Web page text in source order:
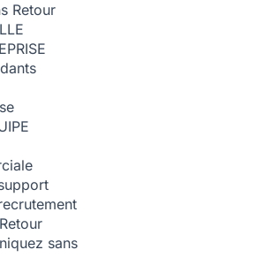
Retour
Retour
sans